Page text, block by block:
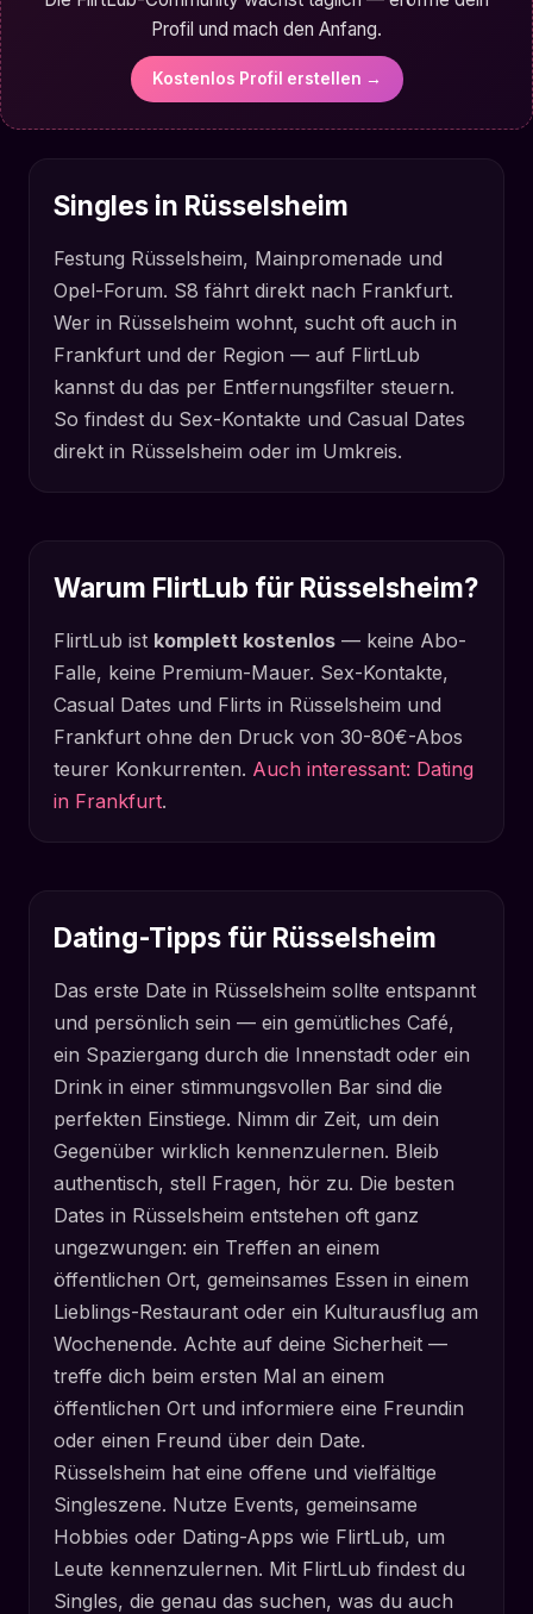
Profil und mach den Anfang.
Kostenlos Profil erstellen →
Singles in Rüsselsheim
Festung Rüsselsheim, Mainpromenade und
Opel-Forum. S8 fährt direkt nach Frankfurt.
Wer in Rüsselsheim wohnt, sucht oft auch in
Frankfurt und der Region — auf FlirtLub
kannst du das per Entfernungsfilter steuern.
So findest du Sex-Kontakte und Casual Dates
direkt in Rüsselsheim oder im Umkreis.
Warum FlirtLub für Rüsselsheim?
FlirtLub ist komplett kostenlos — keine Abo-
Falle, keine Premium-Mauer. Sex-Kontakte,
Casual Dates und Flirts in Rüsselsheim und
Frankfurt ohne den Druck von 30-80€-Abos
teurer Konkurrenten. Auch interessant: Dating
in Frankfurt.
Dating-Tipps für Rüsselsheim
Das erste Date in Rüsselsheim sollte entspannt
und persönlich sein — ein gemütliches Café,
ein Spaziergang durch die Innenstadt oder ein
Drink in einer stimmungsvollen Bar sind die
perfekten Einstiege. Nimm dir Zeit, um dein
Gegenüber wirklich kennenzulernen. Bleib
authentisch, stell Fragen, hör zu. Die besten
Dates in Rüsselsheim entstehen oft ganz
ungezwungen: ein Treffen an einem
öffentlichen Ort, gemeinsames Essen in einem
Lieblings-Restaurant oder ein Kulturausflug am
Wochenende. Achte auf deine Sicherheit —
treffe dich beim ersten Mal an einem
öffentlichen Ort und informiere eine Freundin
oder einen Freund über dein Date.
Rüsselsheim hat eine offene und vielfältige
Singleszene. Nutze Events, gemeinsame
Hobbies oder Dating-Apps wie FlirtLub, um
Leute kennenzulernen. Mit FlirtLub findest du
Singles, die genau das suchen, was du auch